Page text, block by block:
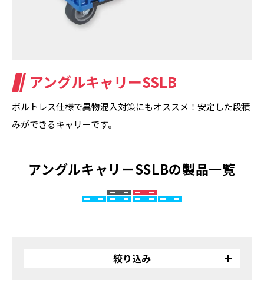
アングルキャリーSSLB
ボルトレス仕様で異物混入対策にもオススメ！安定した段積
みができるキャリーです。
アングルキャリーSSLBの製品一覧
絞り込み